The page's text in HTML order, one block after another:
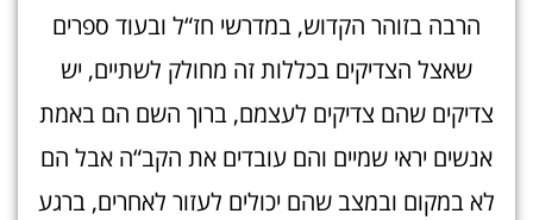
הרבה בזוהר הקדוש, במדרשי חז“ל ובעוד ספרים
שאצל הצדיקים בכללות זה מחולק לשתיים, יש
צדיקים שהם צדיקים לעצמם, ברוך השם הם באמת
אנשים יראי שמיים והם עובדים את הקב“ה אבל הם
לא במקום ובמצב שהם יכולים לעזור לאחרים, ברגע